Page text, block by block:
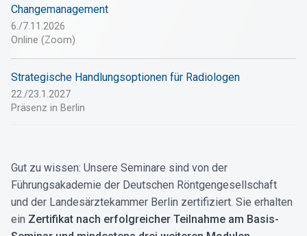
6./7.11.2026
Changemanagement
Online (Zoom)
22./23.1.2027
Strategische Handlungsoptionen für Radiologen
Präsenz in Berlin
Gut zu wissen: Unsere Seminare sind von der
Führungsakademie der Deutschen Röntgengesellschaft
und der Landesärztekammer Berlin zertifiziert. Sie erhalten
ein Zertifikat nach erfolgreicher Teilnahme am Basis-